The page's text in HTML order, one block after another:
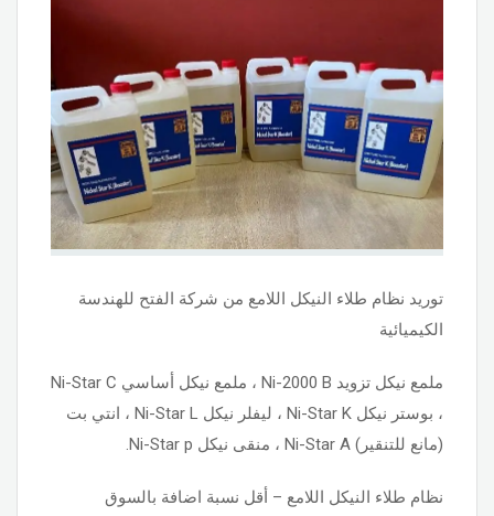
توريد نظام طلاء النيكل اللامع من شركة الفتح للهندسة
الكيميائية
ملمع نيكل تزويد Ni-2000 B ، ملمع نيكل أساسي Ni-Star C
، بوستر نيكل Ni-Star K ، ليفلر نيكل Ni-Star L ، انتي بت
(مانع للتنقير) Ni-Star A ، منقى نيكل Ni-Star p.
نظام طلاء النيكل اللامع – أقل نسبة اضافة بالسوق